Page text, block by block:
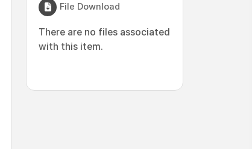
File Download
There are no files associated
with this item.